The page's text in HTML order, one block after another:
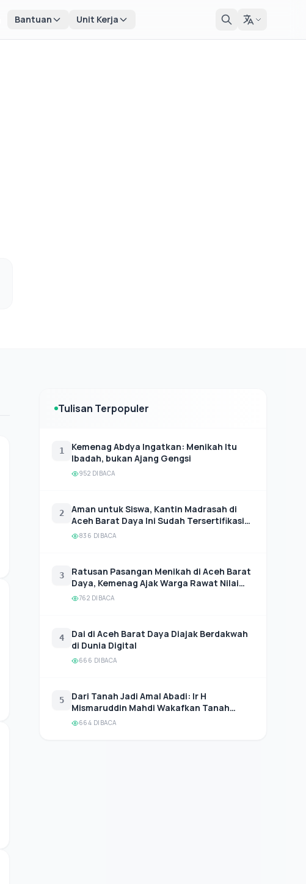
Bantuan Unit Kerja
Tulisan Terpopuler
1
Kemenag Abdya Ingatkan: Menikah Itu
Ibadah, bukan Ajang Gengsi
952 DIBACA
2
Aman untuk Siswa, Kantin Madrasah di
Aceh Barat Daya Ini Sudah Tersertifikasi
Halal
836 DIBACA
3
Ratusan Pasangan Menikah di Aceh Barat
Daya, Kemenag Ajak Warga Rawat Nilai
Sakinah
762 DIBACA
4
Dai di Aceh Barat Daya Diajak Berdakwah
di Dunia Digital
666 DIBACA
5
Dari Tanah Jadi Amal Abadi: Ir H
Mismaruddin Mahdi Wakafkan Tanah
untuk Pendidikan, Kemenag Abdya
664 DIBACA